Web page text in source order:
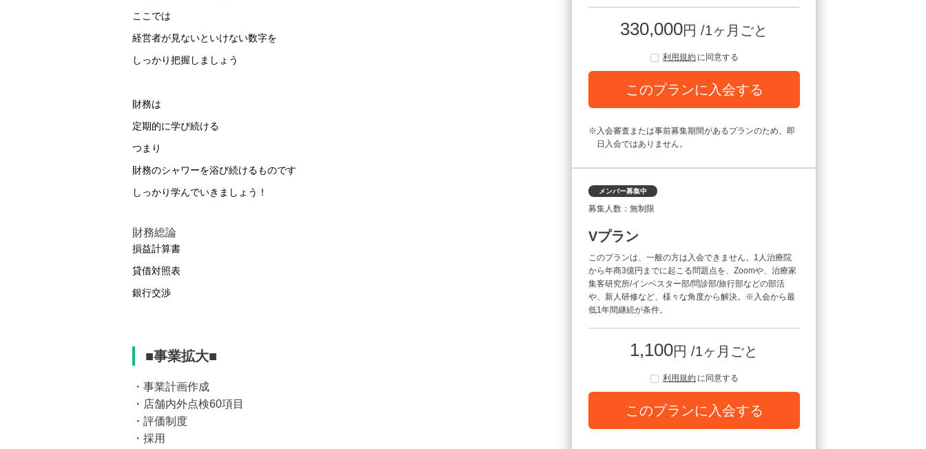
ここでは
経営者が見ないといけない数字を
しっかり把握しましょう
財務は
定期的に学び続ける
つまり
財務のシャワーを浴び続けるものです
しっかり学んでいきましょう！
財務総論
損益計算書
貸借対照表
銀行交渉
■事業拡大■
・事業計画作成
・店舗内外点検60項目
・評価制度
・採用
330,000円 /1ヶ月ごと
利用規約 に同意する
このプランに入会する
入会審査または事前募集期間があるプランのため、即
日入会ではありません。
メンバー募集中
募集人数：無制限
Vプラン
このプランは、一般の方は入会できません。1人治療院
から年商3億円までに起こる問題点を、Zoomや、治療家
集客研究所/インベスター部/問診部/旅行部などの部活
や、新人研修など、様々な角度から解決。※入会から最
低1年間継続が条件。
1,100円 /1ヶ月ごと
利用規約 に同意する
このプランに入会する